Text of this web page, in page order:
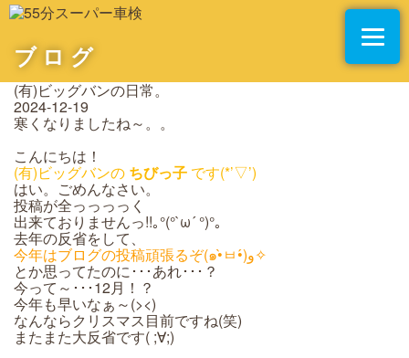
ブログ
(有)ビッグバンの日常。
2024-12-19
寒くなりましたね～。。
こんにちは！
(有)ビッグバンの ちびっ子 です(*’▽’)
はい。ごめんなさい。
投稿が全っっっっく
出来ておりませんっ!!｡°(°`ω´ °)°｡
去年の反省をして、
今年はブログの投稿頑張るぞ(๑•̀ㅂ•́)و✧
とか思ってたのに･･･あれ･･･？
今って～･･･12月！？
今年も早いなぁ～(><)
なんならクリスマス目前ですね(笑)
またまた大反省です( ;∀;)